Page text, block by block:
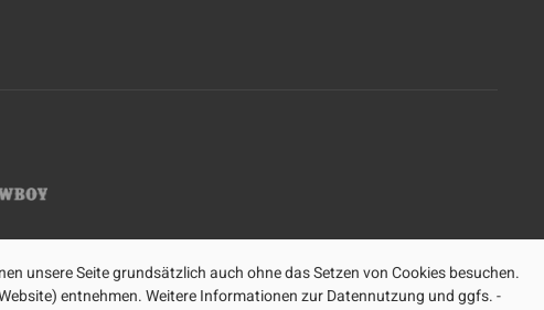
unsere Seite grundsätzlich auch ohne das Setzen von Cookies besuchen.
entnehmen. Weitere Informationen zur Datennutzung und ggfs. -